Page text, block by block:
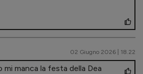
02 Giugno 2026 | 18.22
manca la festa della Dea